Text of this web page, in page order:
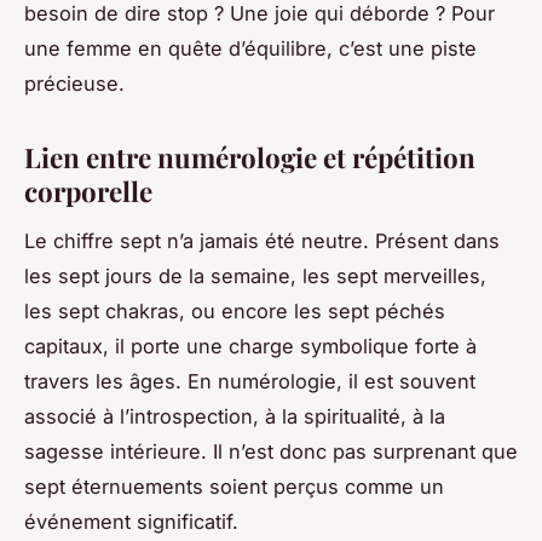
besoin de dire stop ? Une joie qui déborde ? Pour
une femme en quête d’équilibre, c’est une piste
précieuse.
Lien entre numérologie et répétition
corporelle
Le chiffre sept n’a jamais été neutre. Présent dans
les sept jours de la semaine, les sept merveilles,
les sept chakras, ou encore les sept péchés
capitaux, il porte une charge symbolique forte à
travers les âges. En numérologie, il est souvent
associé à l’introspection, à la spiritualité, à la
sagesse intérieure. Il n’est donc pas surprenant que
sept éternuements soient perçus comme un
événement significatif.